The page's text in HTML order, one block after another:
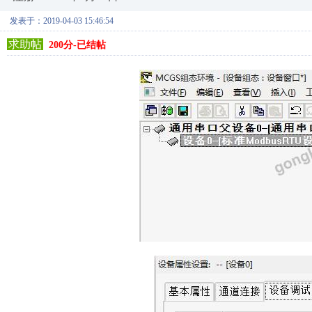
发表于：2019-04-03 15:46:54
求助帖 200分-已结帖